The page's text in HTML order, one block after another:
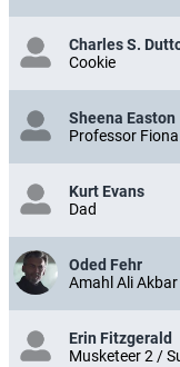
Charles S.
Cookie
Sheena Easton
Professor
Kurt Evans
Dad
Oded Fehr
Amahl Ali Akbar
Erin Fitzgerald
Musketeer 2 /